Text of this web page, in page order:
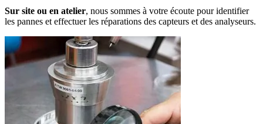
Sur site ou en atelier, nous sommes à votre écoute pour identifier
les pannes et effectuer les réparations des capteurs et des analyseurs.